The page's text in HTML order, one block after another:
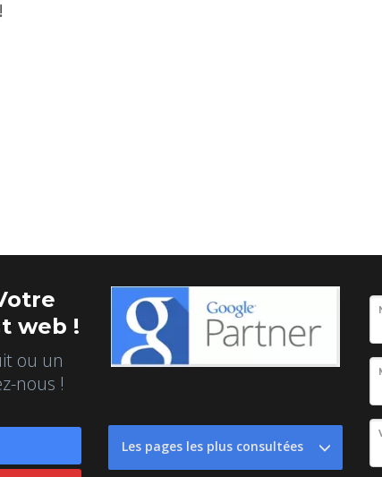
web !
ou un
nous !
Les pages les plus consultées